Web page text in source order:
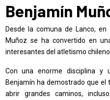
Benjamín
Desde la comuna de Lanco,
Muñoz se ha convertido en
interesantes del atletismo chileno.
Con una enorme disciplina y
Benjamín ha demostrado que el
abrir grandes caminos,